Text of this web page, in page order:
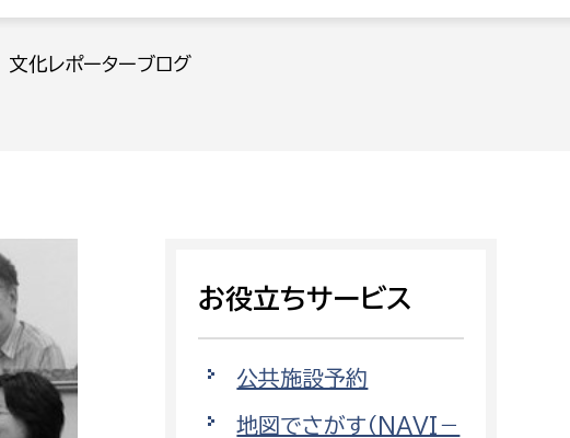
目的を選択
支払いをしたい
文化レポーターブログ
お役立ちサービス
公共施設予約
地図でさがす（NAVI－